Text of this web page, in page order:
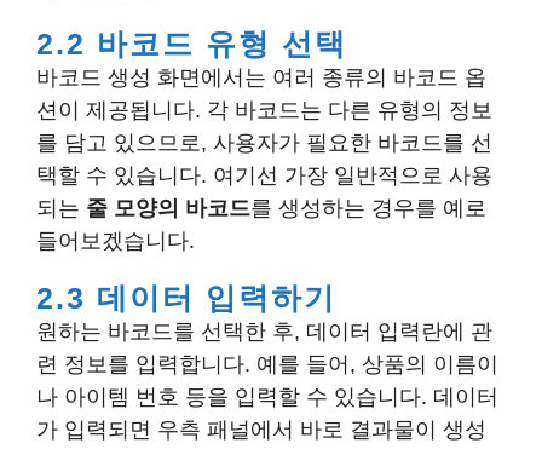
2.2 바코드 유형 선택
바코드 생성 화면에서는 여러 종류의 바코드 옵
션이 제공됩니다. 각 바코드는 다른 유형의 정보
를 담고 있으므로, 사용자가 필요한 바코드를 선
택할 수 있습니다. 여기선 가장 일반적으로 사용
되는 줄 모양의 바코드를 생성하는 경우를 예로
들어보겠습니다.
2.3 데이터 입력하기
원하는 바코드를 선택한 후, 데이터 입력란에 관
련 정보를 입력합니다. 예를 들어, 상품의 이름이
나 아이템 번호 등을 입력할 수 있습니다. 데이터
가 입력되면 우측 패널에서 바로 결과물이 생성